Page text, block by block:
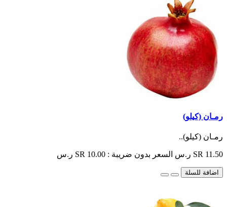
رمـان (كيلو)
رمـان (كيلو)..
SR 11.50 ر.س السعر بدون ضريبة : SR 10.00 ر.س
اضافة للسلة